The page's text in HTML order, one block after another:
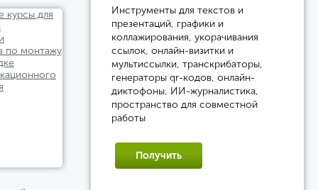
Инструменты для текстов и
презентаций, графики и
коллажирования, укорачивания
ссылок, онлайн-визитки и
мультиссылки, транскрибаторы,
генераторы qr-кодов, онлайн-
диктофоны, ИИ-журналистика,
пространство для совместной
работы
Получить